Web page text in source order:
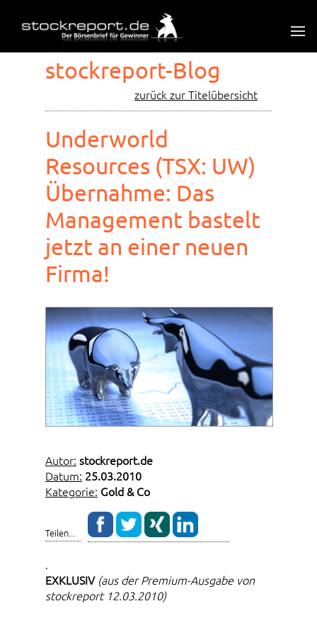
stockreport-Blog
zurück zur Titelübersicht
Underworld
Resources (TSX: UW)
Übernahme: Das
Management bastelt
jetzt an einer neuen
Firma!
Autor: stockreport.de
Datum: 25.03.2010
Kategorie: Gold & Co
Teilen...
.
EXKLUSIV (aus der Premium-Ausgabe von
stockreport 12.03.2010)